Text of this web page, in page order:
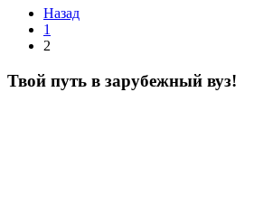
Назад
1
2
Твой путь в зарубежный вуз!